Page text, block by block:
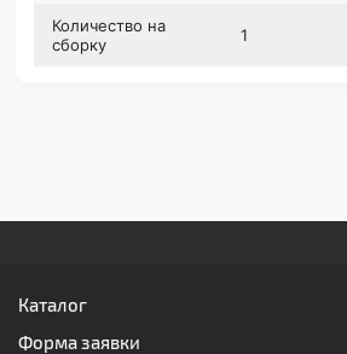
Количество на
сборку
1
Каталог
Форма заявки